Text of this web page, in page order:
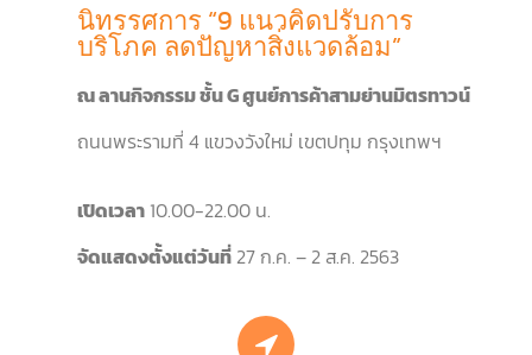
นิทรรศการ “9 แนวคิดปรับการ
บริโภค ลดปัญหาสิ่งแวดล้อม”
ณ ลานกิจกรรม ชั้นGศูนย์การค้าสามย่านมิตรทาวน์
ถนนพระรามที่ 4 แขวงวังใหม่ เขตปทุม กรุงเทพฯ
เปิดเวลา 10.00-22.00 น.
จัดแสดงตั้งแต่วันที่27ก.ค. – 2 ส.ค. 2563